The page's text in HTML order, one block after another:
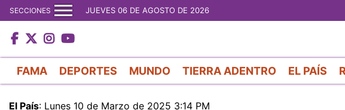
SECCIONES JUEVES 06 DE AGOSTO DE 2026
FAMA DEPORTES MUNDO TIERRA ADENTRO EL PAÍS
El País: Lunes 10 de Marzo de 2025 3:14 PM